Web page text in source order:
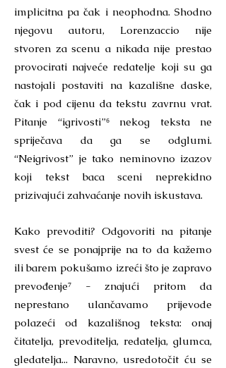
implicitna pa čak i neophodna. Shodno
njegovu autoru, Lorenzaccio nije
stvoren za scenu a nikada nije prestao
provocirati najveće redatelje koji su ga
nastojali postaviti na kazališne daske,
čak i pod cijenu da tekstu zavrnu vrat.
Pitanje “igrivosti”⁶ nekog teksta ne
spriječava da ga se odglumi.
“Neigrivost” je tako neminovno izazov
koji tekst baca sceni neprekidno
prizivajući zahvaćanje novih iskustava.
Kako prevoditi? Odgovoriti na pitanje
svest će se ponajprije na to da kažemo
ili barem pokušamo izreći što je zapravo
prevođenje⁷ - znajući pritom da
neprestano ulančavamo prijevode
polazeći od kazališnog teksta: onaj
čitatelja, prevoditelja, redatelja, glumca,
gledatelja... Naravno, usredotočit ću se